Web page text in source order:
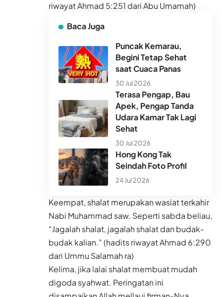
riwayat Ahmad 5:251 dari Abu Umamah)
Baca Juga
Puncak Kemarau,
Begini Tetap Sehat
saat Cuaca Panas
30 Jul 2026
Terasa Pengap, Bau
Apek, Pengap Tanda
Udara Kamar Tak Lagi
Sehat
30 Jul 2026
Hong Kong Tak
Seindah Foto Profil
24 Jul 2026
Keempat, shalat merupakan wasiat terkahir
Nabi Muhammad saw. Seperti sabda beliau,
“Jagalah shalat, jagalah shalat dan budak-
budak kalian.” (hadits riwayat Ahmad 6:290
dari Ummu Salamah ra)
Kelima, jika lalai shalat membuat mudah
digoda syahwat. Peringatan ini